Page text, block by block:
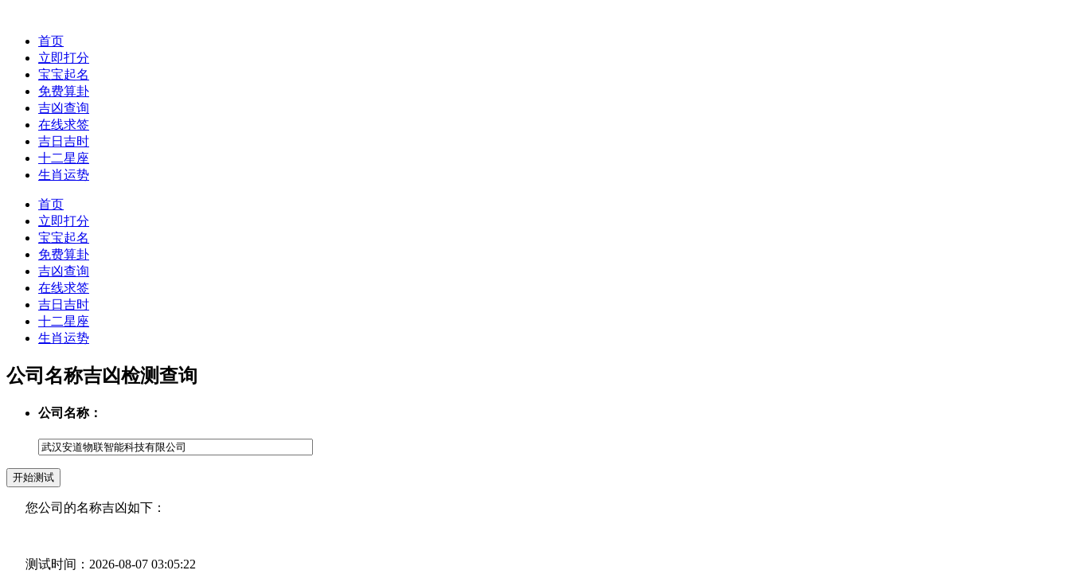
首页
立即打分
宝宝起名
免费算卦
吉凶查询
在线求签
吉日吉时
十二星座
生肖运势
首页
立即打分
宝宝起名
免费算卦
吉凶查询
在线求签
吉日吉时
十二星座
生肖运势
公司名称吉凶检测查询
公司名称：
您公司的名称吉凶如下：
测试时间：2026-08-07 03:05:22